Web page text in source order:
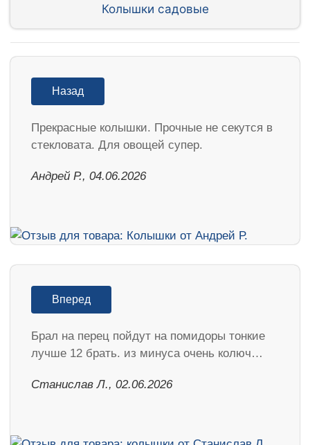
Колышки садовые
Назад
Прекрасные колышки. Прочные не секутся в
стекловата. Для овощей супер.
Андрей Р., 04.06.2026
Вперед
Брал на перец пойдут на помидоры тонкие
лучше 12 брать. из минуса очень колюч…
Станислав Л., 02.06.2026